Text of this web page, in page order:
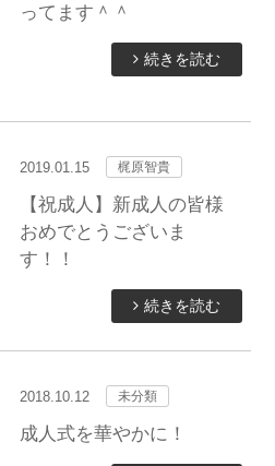
ってます＾＾
続きを読む
2019.01.15 梶原智貴
【祝成人】新成人の皆様
おめでとうございま
す！！
続きを読む
2018.10.12 未分類
成人式を華やかに！